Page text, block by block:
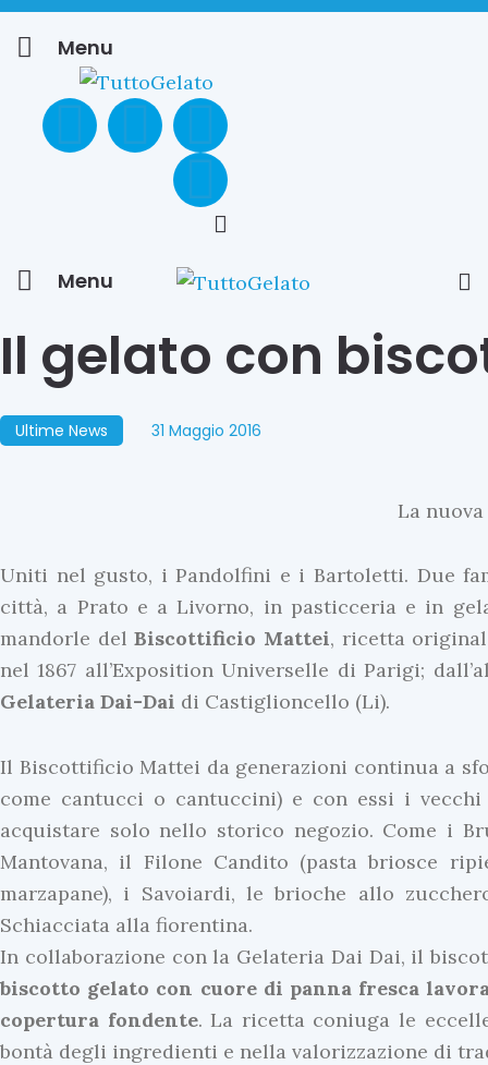
Menu
Menu
Il gelato con
Ultime News 31 Maggio 2016
La
Uniti nel gusto, i Pandolfini e i Bartoletti. Due
città, a Prato e a Livorno, in pasticceria e in
mandorle delBiscottificio Mattei, ricetta
nel 1867 all’Exposition Universelle di Parigi;
Gelateria Dai-Dai di Castiglioncello (Li).
Il Biscottificio Mattei da generazioni continua a
come cantucci o cantuccini) e con essi i
acquistare solo nello storico negozio. Come i
Mantovana, il Filone Candito (pasta briosce
marzapane), i Savoiardi, le brioche allo
Schiacciata alla fiorentina.
In collaborazione con la Gelateria Dai Dai, il
biscotto gelato con cuore di panna fresca
copertura fondente. La ricetta coniuga le
bontà degli ingredienti e nella valorizzazione di